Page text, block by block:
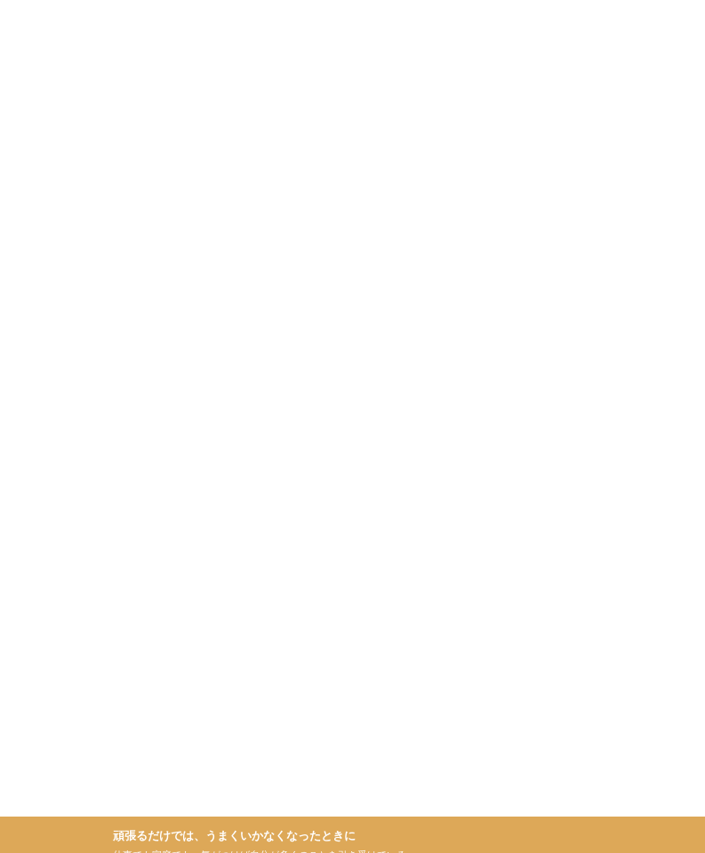
頑張るだけでは、うまくいかなくなったときに